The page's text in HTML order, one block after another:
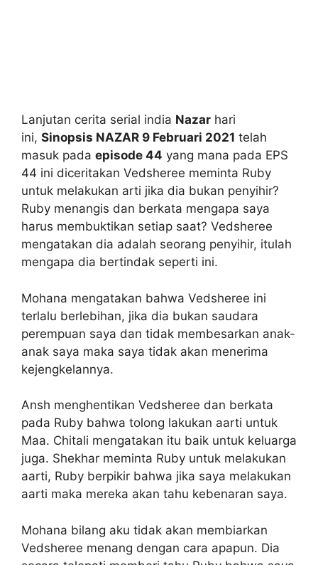
Lanjutan cerita serial india Nazar hari
ini, Sinopsis NAZAR 9 Februari 2021 telah
masuk pada episode 44 yang mana pada EPS
44 ini diceritakan Vedsheree meminta Ruby
untuk melakukan arti jika dia bukan penyihir?
Ruby menangis dan berkata mengapa saya
harus membuktikan setiap saat? Vedsheree
mengatakan dia adalah seorang penyihir, itulah
mengapa dia bertindak seperti ini.
Mohana mengatakan bahwa Vedsheree ini
terlalu berlebihan, jika dia bukan saudara
perempuan saya dan tidak membesarkan anak-
anak saya maka saya tidak akan menerima
kejengkelannya.
Ansh menghentikan Vedsheree dan berkata
pada Ruby bahwa tolong lakukan aarti untuk
Maa. Chitali mengatakan itu baik untuk keluarga
juga. Shekhar meminta Ruby untuk melakukan
aarti, Ruby berpikir bahwa jika saya melakukan
aarti maka mereka akan tahu kebenaran saya.
Mohana bilang aku tidak akan membiarkan
Vedsheree menang dengan cara apapun. Dia